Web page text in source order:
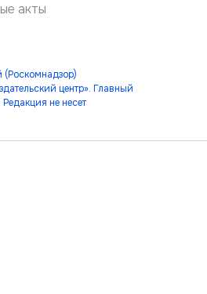
акты
центр». Главный
не несет